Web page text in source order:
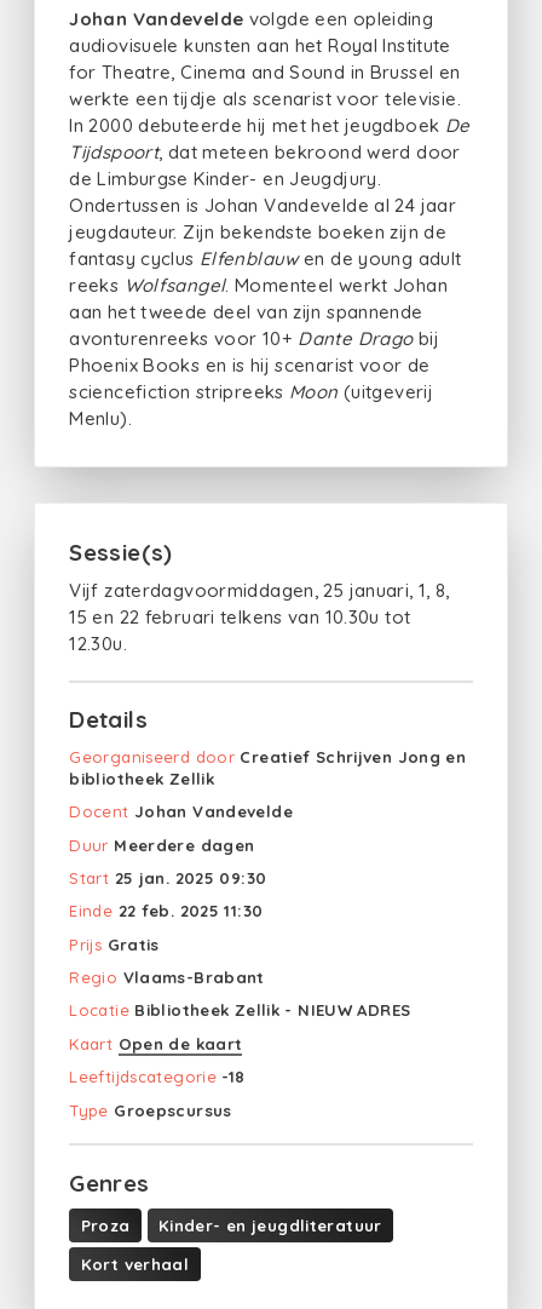
Johan Vandevelde volgde een opleiding
audiovisuele kunsten aan het Royal Institute
for Theatre, Cinema and Sound in Brussel en
werkte een tijdje als scenarist voor televisie.
In 2000 debuteerde hij met het jeugdboek De
Tijdspoort, dat meteen bekroond werd door
de Limburgse Kinder- en Jeugdjury.
Ondertussen is Johan Vandevelde al 24 jaar
jeugdauteur. Zijn bekendste boeken zijn de
fantasy cyclus Elfenblauwen de young adult
reeks Wolfsangel. Momenteel werkt Johan
aan het tweede deel van zijn spannende
avonturenreeks voor 10+ Dante Dragobij
Phoenix Books en is hij scenarist voor de
sciencefiction stripreeks Moon (uitgeverij
Menlu).
Sessie(s)
Vijf zaterdagvoormiddagen, 25 januari, 1, 8,
15 en 22 februari telkens van 10.30u tot
12.30u.
Details
Georganiseerd door Creatief Schrijven Jong en
bibliotheek Zellik
Docent Johan Vandevelde
Duur Meerdere dagen
Start 25 jan. 2025 09:30
Einde 22 feb. 2025 11:30
Prijs Gratis
Regio Vlaams-Brabant
Locatie Bibliotheek Zellik - NIEUW ADRES
Kaart Open de kaart
Leeftijdscategorie -18
Type Groepscursus
Genres
Proza Kinder- en jeugdliteratuur
Kort verhaal